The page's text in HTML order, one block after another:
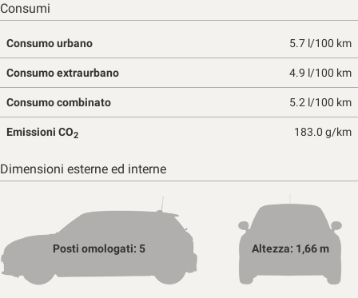
Consumi
Consumo urbano 5.7 l/100 km
Consumo extraurbano 4.9 l/100 km
Consumo combinato 5.2 l/100 km
Emissioni CO2 183.0 g/km
Dimensioni esterne ed interne
Posti omologati: 5 Altezza: 1,66 m